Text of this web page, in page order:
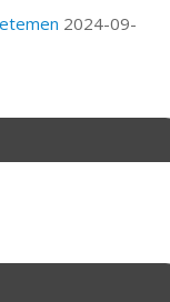
2024-09-